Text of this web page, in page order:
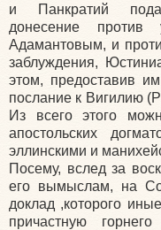
и Панкратий
донесение против
Адамантовым, и
заблуждения,
этом, предоставив
послание к Вигилию
Из всего этого
апостольских
эллинскими и
Посему, вслед за
его вымыслам, на
доклад ,которого
причастную